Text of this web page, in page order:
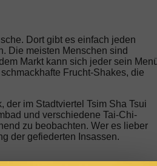
Dort gibt es einfach jeden
Die meisten Menschen sind
Markt kann sich jeder sein
Frucht-Shakes, die
im Stadtviertel Tsim Sha Tsui
und verschiedene Tai-Chi-
zu beobachten. Wer es lieber
der gefiederten Insassen.